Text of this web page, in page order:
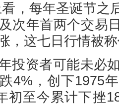
，每年圣诞节之
次年首两个交易
，这七日行情被称
资者可能未必如
4%，创下1975
初至今累计下挫